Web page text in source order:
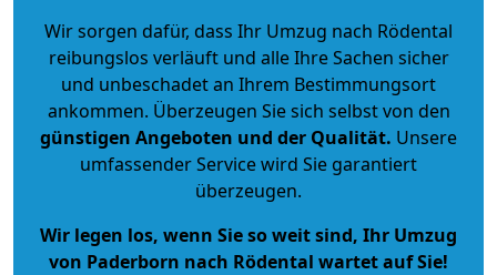
Wir sorgen dafür, dass Ihr Umzug nach Rödental
reibungslos verläuft und alle Ihre Sachen sicher
und unbeschadet an Ihrem Bestimmungsort
ankommen. Überzeugen Sie sich selbst von den
günstigen Angeboten und der Qualität. Unsere
umfassender Service wird Sie garantiert
überzeugen.
Wir legen los, wenn Sie so weit sind, Ihr Umzug
von Paderborn nach Rödental wartet auf Sie!